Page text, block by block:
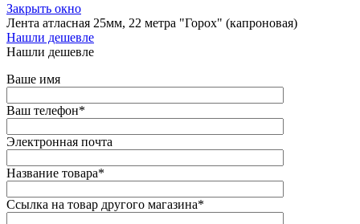
Закрыть окно
Лента атласная 25мм, 22 метра "Горох" (капроновая)
Нашли дешевле
Нашли дешевле
Ваше имя
Ваш телефон*
Электронная почта
Название товара*
Ссылка на товар другого магазина*